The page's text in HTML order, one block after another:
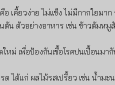
เคี้ยวง่าย ไม่แข็ง ไม่มีกากใยมา
ต้น ตัวอย่างอาหาร เช่น ข้าวต้มห
หม่ เพื่อป้องกันเชื้อโรคปนเปื้อนมา
ได้แก่ ผลไม้รสเปรี้ยว เช่น น้ำม